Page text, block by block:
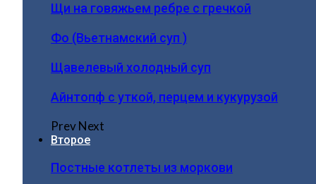
Щи на говяжьем ребре с гречкой
Фо (Вьетнамский суп )
Щавелевый холодный суп
Айнтопф с уткой, перцем и кукурузой
PrevNext
Второе
Постные котлеты из моркови